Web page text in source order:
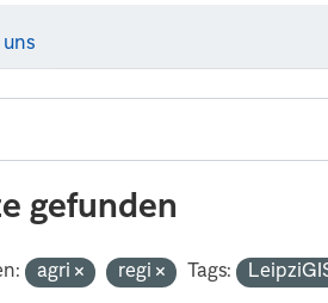
gefunden
agri regi Tags: